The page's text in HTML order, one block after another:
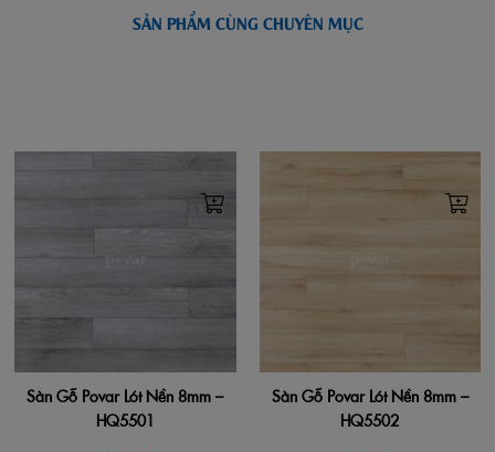
SẢN PHẨM CÙNG CHUYÊN MỤC
Sàn Gỗ Povar Lót Nền 8mm –
HQ5501
Sàn Gỗ Povar Lót Nền 8mm –
HQ5502